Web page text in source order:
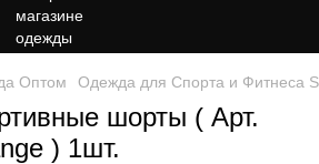
Оптом Одежда для Спорта и Фитнеса
шорты ( Арт.
) 1шт.